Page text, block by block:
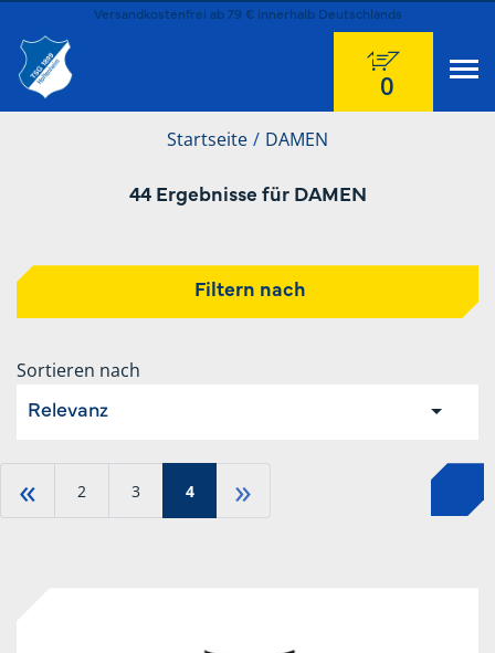
Versandkostenfrei ab 79 € innerhalb Deutschlands
0
Startseite DAMEN
44 Ergebnisse für DAMEN
Filtern nach
Sortieren nach
Relevanz
« 2 3 4 »